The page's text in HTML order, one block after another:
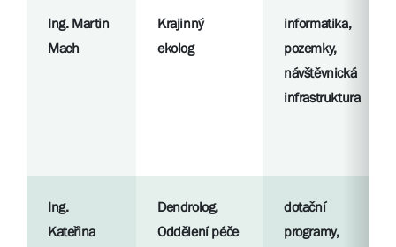
Ing. Martin
Mach
Krajinný
ekolog
informatika,
pozemky,
návštěvnická
infrastruktura
Ing.
Kateřina
Dendrolog,
Oddělení péče
dotační
programy,